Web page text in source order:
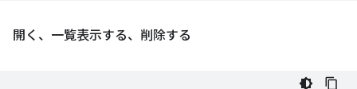
開く、一覧表示する、削除する